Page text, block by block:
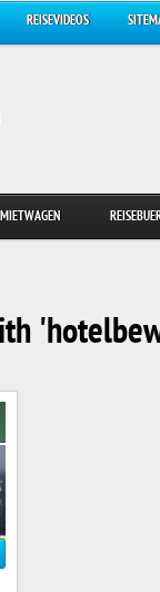
REISEVIDEOS
MIETWAGEN